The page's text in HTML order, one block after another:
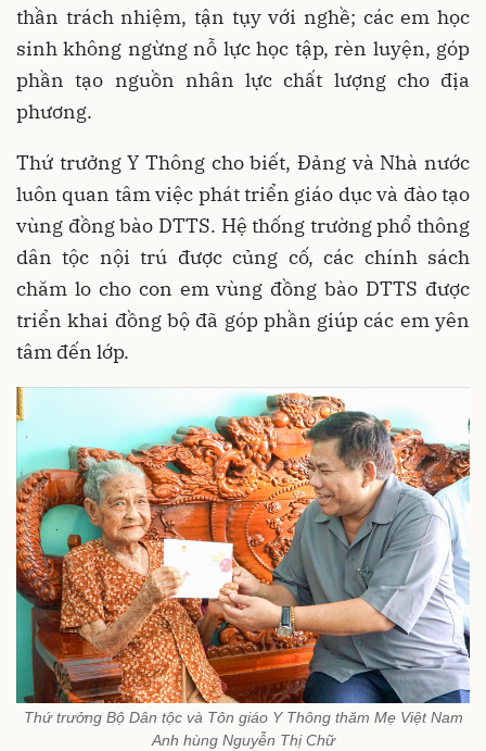
thần trách nhiệm, tận tụy với nghề; các em học
sinh không ngừng nỗ lực học tập, rèn luyện, góp
phần tạo nguồn nhân lực chất lượng cho địa
phương.
Thứ trưởng Y Thông cho biết, Đảng và Nhà nước
luôn quan tâm việc phát triển giáo dục và đào tạo
vùng đồng bào DTTS. Hệ thống trường phổ thông
dân tộc nội trú được củng cố, các chính sách
chăm lo cho con em vùng đồng bào DTTS được
triển khai đồng bộ đã góp phần giúp các em yên
tâm đến lớp.
Thứ trưởng Bộ Dân tộc và Tôn giáo Y Thông thăm Mẹ Việt Nam
Anh hùng Nguyễn Thị Chữ